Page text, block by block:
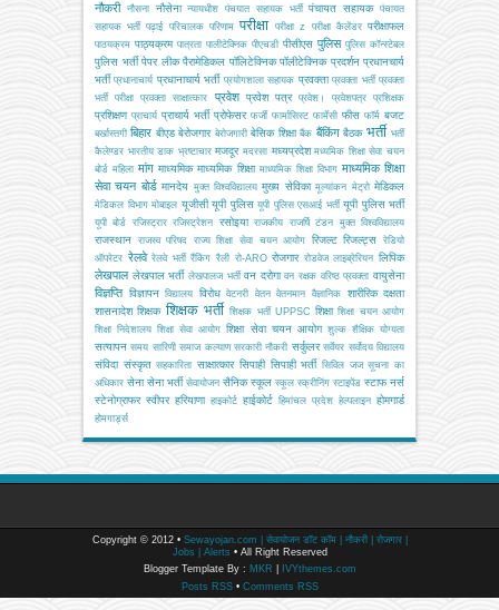
नौकरी नौसना नौसेना न्यायधीश पंचयात सहायक भर्ती पंचायत सहायक पंचायत
सहायक भर्ती पढ़ाई परिचालक परिणाम परीक्षा परीक्षा z परीक्षा कैलेंडर परीक्षाफल
पाठयक्रम पाठ्यक्रम पात्रता पालीटेक्निक पीएचडी पीसीएस पुलिस पुलिस कॉन्स्टेबल
पुलिस भर्ती पेपर लीक पैरामेडिकल पॉलिटेक्निक पॉलीटेक्निक प्रदर्शन प्रधानचार्य
भर्ती प्रधानाचार्य प्रधानाचार्य भर्ती प्रयोगशाला सहायक प्रवक्ता प्रवक्ता भर्ती प्रवक्ता
भर्ती परीक्षा
प्रवक्ता साक्षात्कार प्रवेश प्रवेश पत्र प्रवेश। प्रवेशपत्र प्रशिक्षक
प्रशिक्षण प्राचार्य प्राचार्य भर्ती प्रोफेसर फर्जी फार्मासिस्ट फार्मेसी फीस फॉर्म बजट
बर्खास्तगी बिहार बीएड बेरोजगार बेरोजगारी बेसिक शिक्षा बैंक बैंकिंग बैठक भर्ती भर्ती
कैलेण्डर भारतीय डाक भ्रष्टाचार मजदूर मदरसा मध्यप्रदेश मध्यमिक शिक्षा सेवा चयन
बोर्ड महिला मांग माध्यमिक माध्यमिक शिक्षा माध्यमिक शिक्षा विभाग माध्यमिक शिक्षा
सेवा चयन बोर्ड मानदेय मुक्त विश्वविद्यालय मुख्य सेविका मूल्यांकन मेट्रो मेडिकल
मेडिकल विभाग मोबाइल यूजीसी यूपी पुलिस यूपी पुलिस एसआई भर्ती यूपी पुलिस भर्ती
यूपी बोर्ड रजिस्ट्रार रजिस्ट्रेशन रसोइया राजकीय राजर्षि टंडन मुक्त विश्वविद्यालय
राजस्थान राजस्व परिषद राज्य शिक्षा सेवा चयन आयोग रिजल्ट रिजल्ट्स
रेडियो
ऑपरेटर रेलवे रेलवे भर्ती रैंकिंग रैली रो-ARO रोजगार रोडवेज लाइब्रेरियन लिपिक
लेखपाल लेखपाल भर्ती लेखपालज भर्ती वन दरोगा वन रक्षक वरिष्ठ प्रवक्ता वायुसेना
विज्ञप्ति विज्ञापन विद्यालय विरोध वेटनरी वेतन वेतनमान वैज्ञानिक
शारीरिक दक्षता
शासनादेश शिक्षक शिक्षक भर्ती शिक्षक भर्ती UPPSC शिक्षा शिक्षा चयन आयोग
शिक्षा निदेशालय शिक्षा सेवा आयोग शिक्षा सेवा चयन आयोग शुल्क शैक्षिक योग्यता
सत्यापन समय सारिणी समाज कल्याण सरकारी नौकरी सर्कुलर सर्वेयर सर्वोदय विद्यालय
संविदा संस्कृत सहकारिता साक्षात्कार सिपाही सिपाही भर्ती सिविल जज सूचना का
अधिकार सेना सेना भर्ती सेवायोजन सैनिक स्कूल स्कूल स्क्रीनिंग स्टाइपेंड स्टाफ नर्स
स्टेनोग्राफर स्वीपर हरियाणा हाइकोर्ट हाईकोर्ट हिमांचल प्रदेश हेल्पलाइन होमगार्ड
होमगार्ड्स
Copyright © 2012 • Sewayojan.com | सेवायोजन डॉट कॉम | नौकरी | रोजगार |
Jobs | Alerts • All Right Reserved
Blogger Template By : MKR
IVYthemes.com
Posts RSS• Comments RSS